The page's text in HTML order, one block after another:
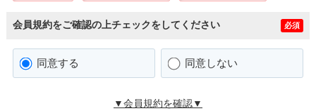
会員規約をご確認の上チェックをしてください 必須
同意する 同意しない
▼会員規約を確認▼